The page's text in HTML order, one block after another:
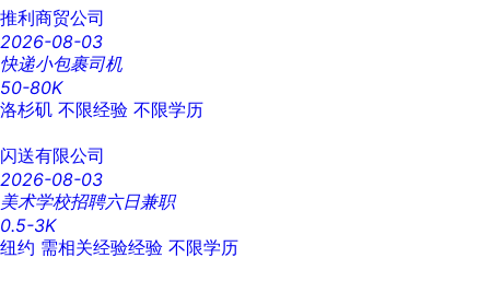
推利商贸公司
2026-08-03
快递小包裹司机
50-80K
洛杉矶 不限经验 不限学历
闪送有限公司
2026-08-03
美术学校招聘六日兼职
0.5-3K
纽约 需相关经验经验 不限学历